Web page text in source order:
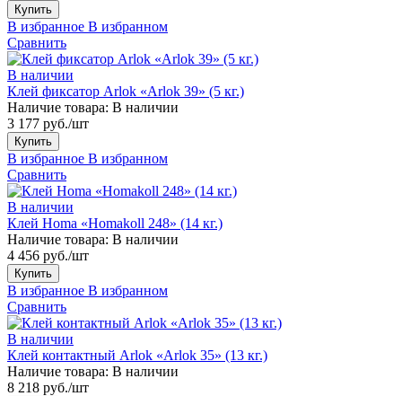
Купить
В избранное В избранном
Сравнить
В наличии
Клей фиксатор Arlok «Arlok 39» (5 кг.)
Наличие товара: В наличии
3 177 руб./шт
Купить
В избранное В избранном
Сравнить
В наличии
Клей Homa «Homakoll 248» (14 кг.)
Наличие товара: В наличии
4 456 руб./шт
Купить
В избранное В избранном
Сравнить
В наличии
Клей контактный Arlok «Arlok 35» (13 кг.)
Наличие товара: В наличии
8 218 руб./шт